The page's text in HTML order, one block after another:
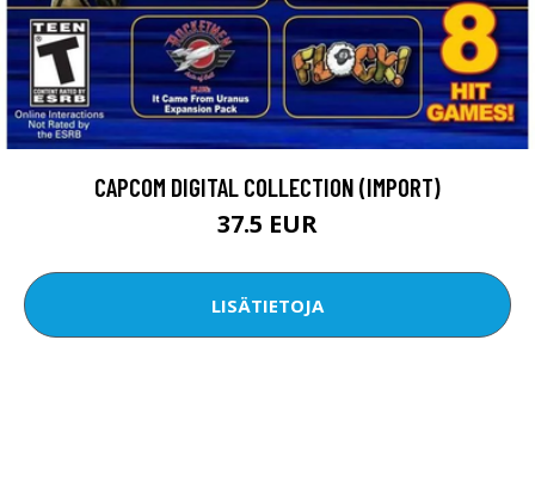
CAPCOM DIGITAL COLLECTION (IMPORT)
37.5 EUR
LISÄTIETOJA